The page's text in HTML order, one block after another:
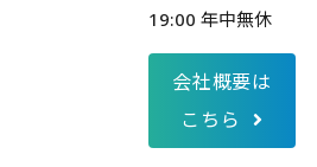
19:00 年中無休
会社概要は
こちら